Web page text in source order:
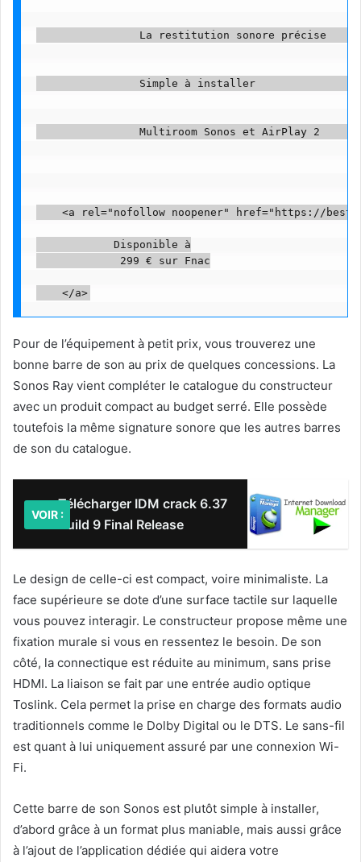
La restitution
                Simple à installer
Multiroom Sonos et
<a rel="nofollow noopener" href="https://
            Disponible à
             299 € sur Fnac
    </a>
Pour de l’équipement à petit prix, vous trouverez une
bonne barre de son au prix de quelques concessions. La
Sonos Ray vient compléter le catalogue du constructeur
avec un produit compact au budget serré. Elle possède
toutefois la même signature sonore que les autres barres
de son du catalogue.
Télécharger IDM crack 6.37
Build 9 Final Release
VOIR :
Le design de celle-ci est compact, voire minimaliste. La
face supérieure se dote d’une surface tactile sur laquelle
vous pouvez interagir. Le constructeur propose même une
fixation murale si vous en ressentez le besoin. De son
côté, la connectique est réduite au minimum, sans prise
HDMI. La liaison se fait par une entrée audio optique
Toslink. Cela permet la prise en charge des formats audio
traditionnels comme le Dolby Digital ou le DTS. Le sans-fil
est quant à lui uniquement assuré par une connexion Wi-
Fi.
Cette barre de son Sonos est plutôt simple à installer,
d’abord grâce à un format plus maniable, mais aussi grâce
à l’ajout de l’application dédiée qui aidera votre